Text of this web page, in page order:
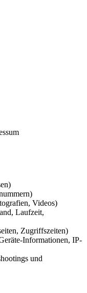
Videos)
Laufzeit,
Zugriffszeiten)
Informationen, IP-
und